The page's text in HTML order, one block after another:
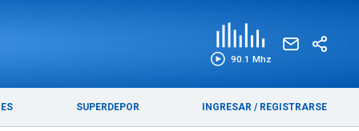
90.1 Mhz
SUPERDEPOR INGRESAR / REGISTRARSE